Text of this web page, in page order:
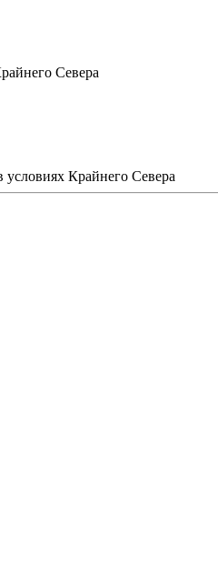
Севера
условиях Крайнего Севера